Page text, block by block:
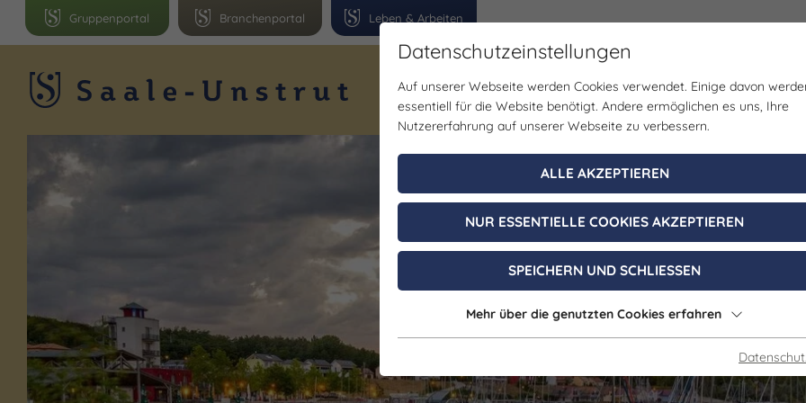
Leben & Arbeiten
Branchenportal
Gruppenportal
Region Erlebnisse Veranstaltungen Planen
Datenschutzeinstellungen
Auf unserer Webseite werden Cookies verwendet. Einige davon
essentiell für die Website benötigt. Andere ermöglichen es uns, Ihre
Nutzererfahrung auf unserer Webseite zu verbessern.
ALLE AKZEPTIEREN
NUR ESSENTIELLE COOKIES AKZEPTIEREN
SPEICHERN UND SCHLIESSEN
Mehr über die genutzten Cookies erfahren